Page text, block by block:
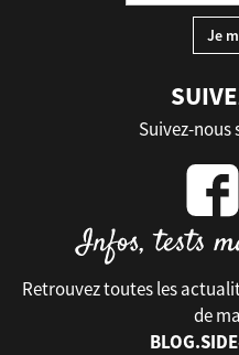
Suivez-nous
Retrouvez toutes les
de